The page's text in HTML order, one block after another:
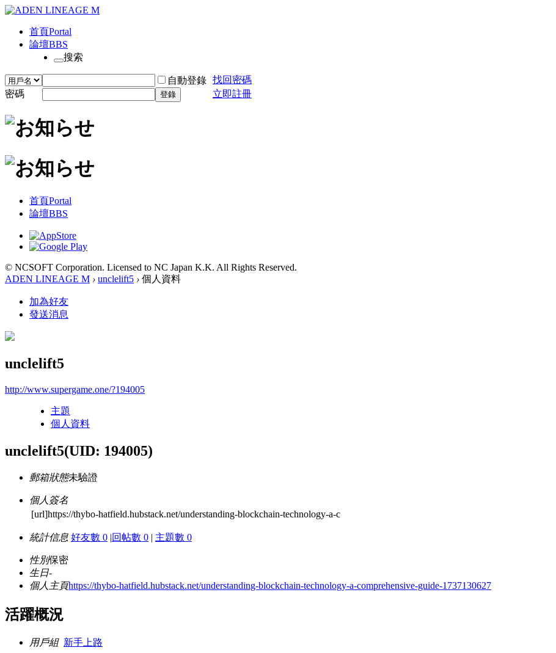
首頁Portal
論壇BBS
搜索
自動登錄 找回密碼
密碼
登錄 立即註冊
首頁Portal
論壇BBS
© NCSOFT Corporation. Licensed to NC Japan K.K. All Rights Reserved.
ADEN LINEAGE M › unclelift5 › 個人資料
加為好友
發送消息
unclelift5
http://www.supergame.one/?194005
主題
個人資料
unclelift5(UID: 194005)
郵箱狀態未驗證
個人簽名
[url]https://thybo-hatfield.hubstack.net/understanding-blockchain-technology-a-c
統計信息 好友數 0 |回帖數 0 | 主題數 0
性別保密
生日-
個人主頁https://thybo-hatfield.hubstack.net/understanding-blockchain-technology-a-comprehensive-guide-1737130627
活躍概況
用戶組 新手上路